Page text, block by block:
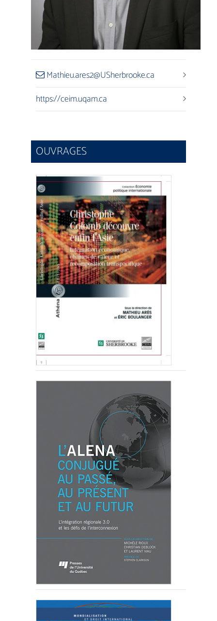
Mathieu.ares2@USherbrooke.ca
https://ceim.uqam.ca
OUVRAGES